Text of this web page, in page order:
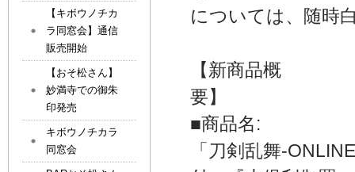
については、随時
【新商品概
■商品名:
「刀剣乱舞-
【キボウノチカ
ラ同窓会】通信
販売開始
【おそ松さん】
妙満寺での御朱
印発売
キボウノチカラ
同窓会